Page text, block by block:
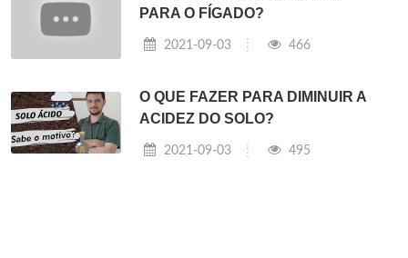
PARA O FÍGADO?
2021-09-03 466
O QUE FAZER PARA DIMINUIR A
ACIDEZ DO SOLO?
2021-09-03 495